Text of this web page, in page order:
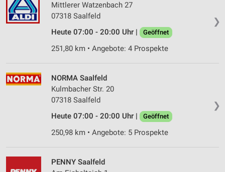
❯
Mittlerer Watzenbach 27
07318 Saalfeld
Heute 07:00 - 20:00 Uhr |
Geöffnet
251,80 km • Angebote: 4 Prospekte
❯
NORMA Saalfeld
Kulmbacher Str. 20
07318 Saalfeld
Heute 07:00 - 20:00 Uhr |
Geöffnet
250,98 km • Angebote: 5 Prospekte
PENNY Saalfeld